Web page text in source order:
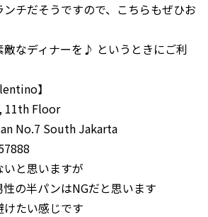
チだそうですので、こちらもぜひお
敵なディナーを♪ というときにご利
】
11th Floor
No.7 South Jakarta
いと思いますが
の半パンはNGだと思います
けたい感じです